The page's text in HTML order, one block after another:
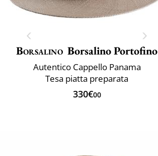
Borsalino Borsalino Portofino
Autentico Cappello Panama
Tesa piatta preparata
330€00